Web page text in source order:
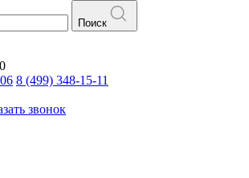
Поиск
8 (499) 348-15-11
звонок